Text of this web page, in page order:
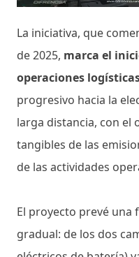
La iniciativa, que
de 2025, marca el
operaciones
progresivo hacia la
larga distancia, con el
tangibles de las
de las actividades
El proyecto prevé una
gradual: de los dos